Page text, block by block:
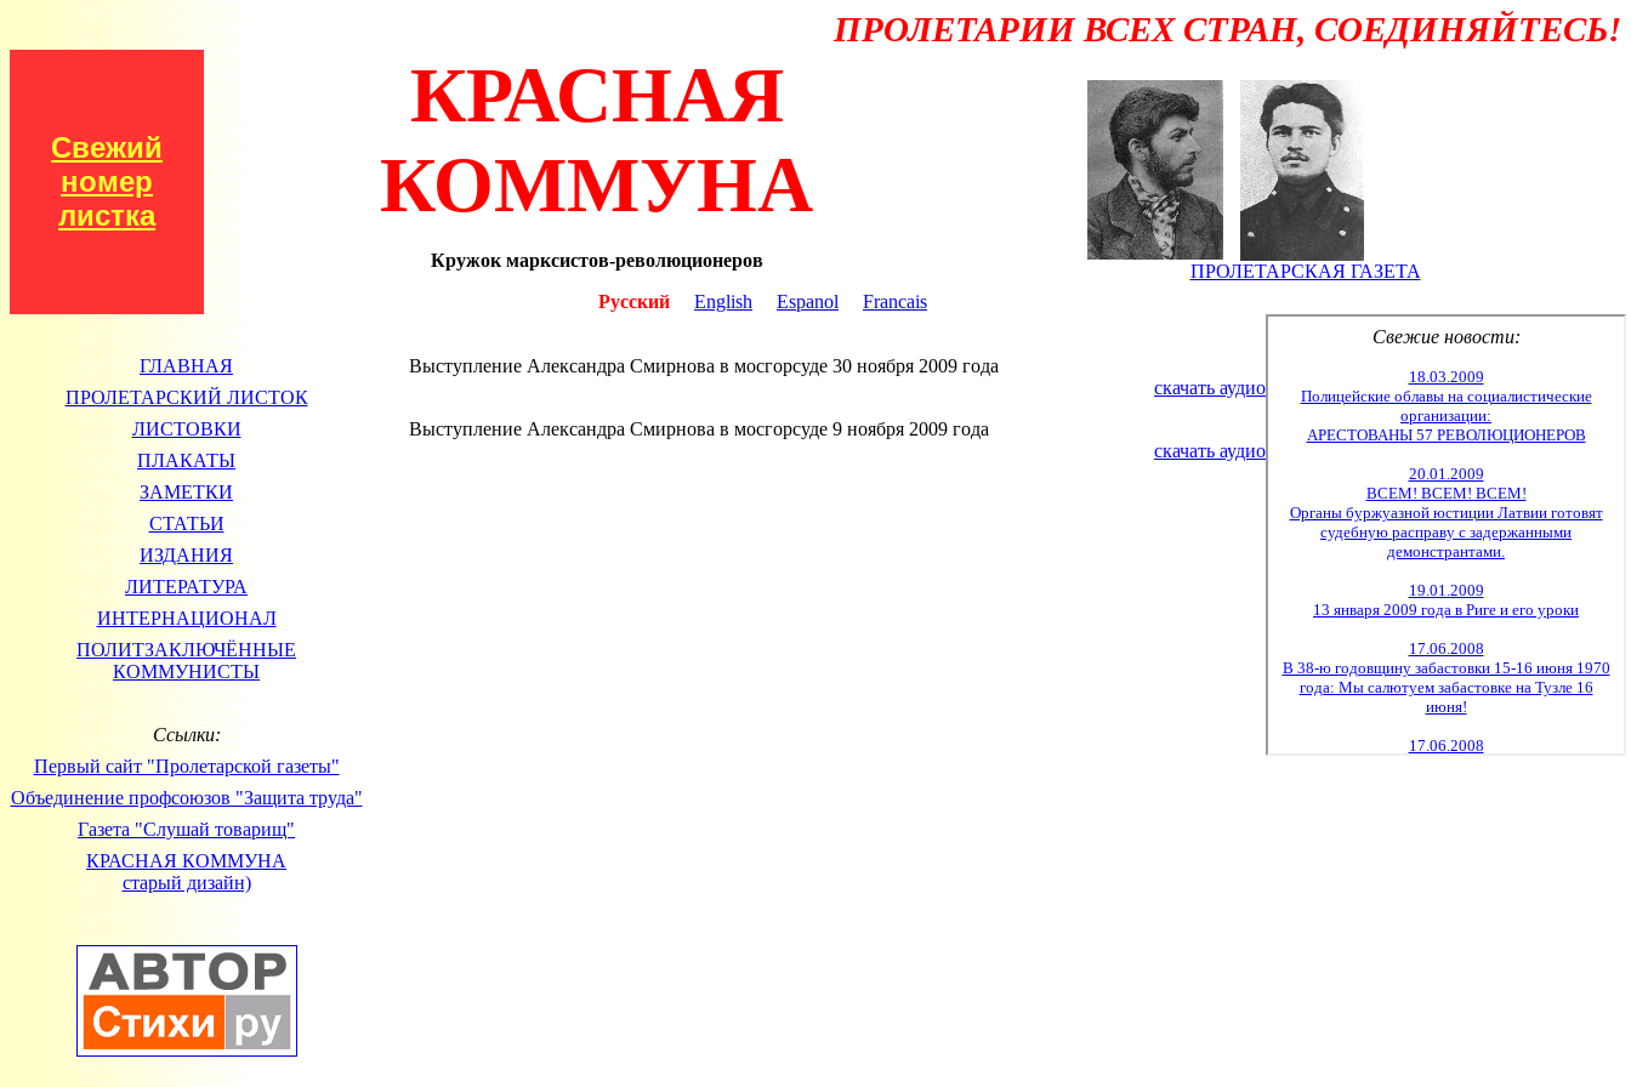
ПРОЛЕТАРИИ ВСЕХ СТРАН, СОЕДИНЯЙТЕСЬ!
Свежий
номер
листка
КРАСНАЯ
КОММУНА
Кружок марксистов-революционеров
Русский
English Espanol Francais
ПРОЛЕТАРСКАЯ ГАЗЕТА
ГЛАВНАЯ
ПРОЛЕТАРСКИЙ ЛИСТОК
ЛИСТОВКИ
ПЛАКАТЫ
ЗАМЕТКИ
СТАТЬИ
ИЗДАНИЯ
ЛИТЕРАТУРА
ИНТЕРНАЦИОНАЛ
ПОЛИТЗАКЛЮЧЁННЫЕ
КОММУНИСТЫ
Ссылки:
Первый сайт "Пролетарской газеты"
Объединение профсоюзов "Защита труда"
Газета "Cлушай товарищ"
КРАСНАЯ КОММУНА
старый дизайн)
Выступление Александра Смирнова в мосгорсуде 30 ноября 2009 года
скачать аудио
Выступление Александра Смирнова в мосгорсуде 9 ноября 2009 года
скачать аудио